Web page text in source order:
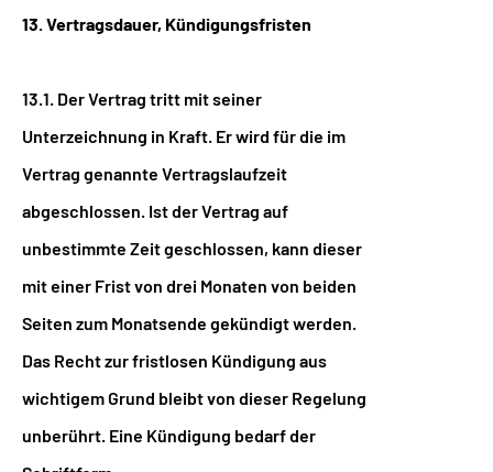
13. Vertragsdauer, Kündigungsfristen
13.1. Der Vertrag tritt mit seiner
Unterzeichnung in Kraft. Er wird für die im
Vertrag genannte Vertragslaufzeit
abgeschlossen. Ist der Vertrag auf
unbestimmte Zeit geschlossen, kann dieser
mit einer Frist von drei Monaten von beiden
Seiten zum Monatsende gekündigt werden.
Das Recht zur fristlosen Kündigung aus
wichtigem Grund bleibt von dieser Regelung
unberührt. Eine Kündigung bedarf der